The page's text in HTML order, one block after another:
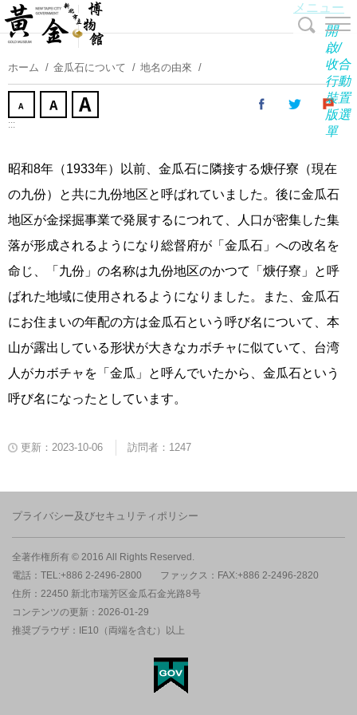
テ
ン
ツ
ス
ッ
す
る
メニュー
開
啟/
收合
行動
裝置
版選
單
ホーム 金瓜石について 地名の由來
:::
昭和8年（1933年）以前、金瓜石に隣接する焿仔寮（現在
の九份）と共に九份地区と呼ばれていました。後に金瓜石
地区が金採掘事業で発展するにつれて、人口が密集した集
落が形成されるようになり総督府が「金瓜石」への改名を
命じ、「九份」の名称は九份地区のかつて「焿仔寮」と呼
ばれた地域に使用されるようになりました。また、金瓜石
にお住まいの年配の方は金瓜石という呼び名について、本
山が露出している形状が大きなカボチャに似ていて、台湾
人がカボチャを「金瓜」と呼んでいたから、金瓜石という
呼び名になったとしています。
更新：2023-10-06 訪問者：1247
プライバシー及びセキュリティポリシー
全著作権所有 © 2016 All Rights Reserved.
電話：TEL:+886 2-2496-2800
ファックス：FAX:+886 2-2496-2820
住所：22450 新北市瑞芳区金瓜石金光路8号
コンテンツの更新：2026-01-29
推奨ブラウザ：IE10（両端を含む）以上